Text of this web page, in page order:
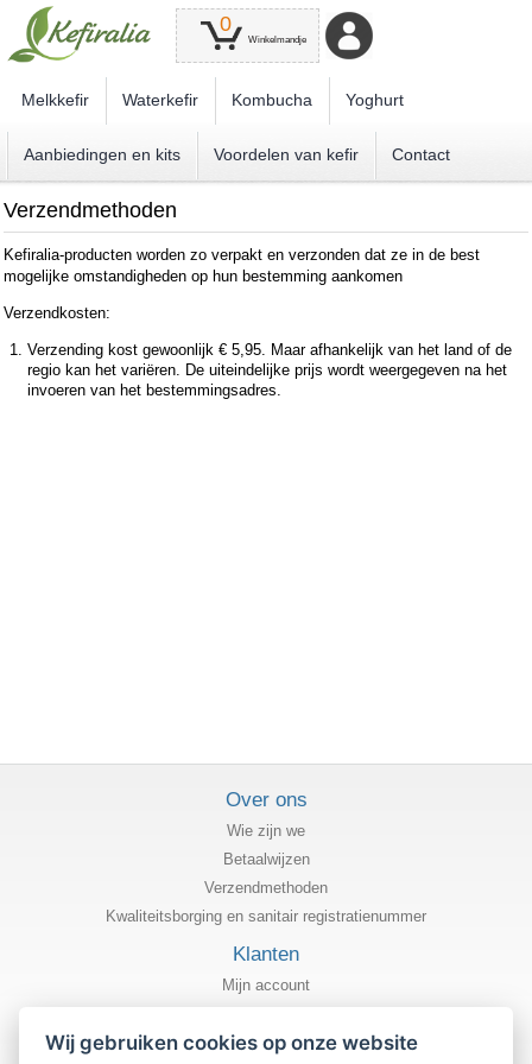
0
Winkelmandje
Melkkefir Waterkefir Kombucha Yoghurt
Aanbiedingen en kits Voordelen van kefir Contact
Verzendmethoden
Kefiralia-producten worden zo verpakt en verzonden dat ze in de best
mogelijke omstandigheden op hun bestemming aankomen
Verzendkosten:
Verzending kost gewoonlijk € 5,95. Maar afhankelijk van het land of de
regio kan het variëren. De uiteindelijke prijs wordt weergegeven na het
invoeren van het bestemmingsadres.
Over ons
Wie zijn we
Betaalwijzen
Verzendmethoden
Kwaliteitsborging en sanitair registratienummer
Klanten
Mijn account
Informatie
Wij gebruiken cookies op onze website